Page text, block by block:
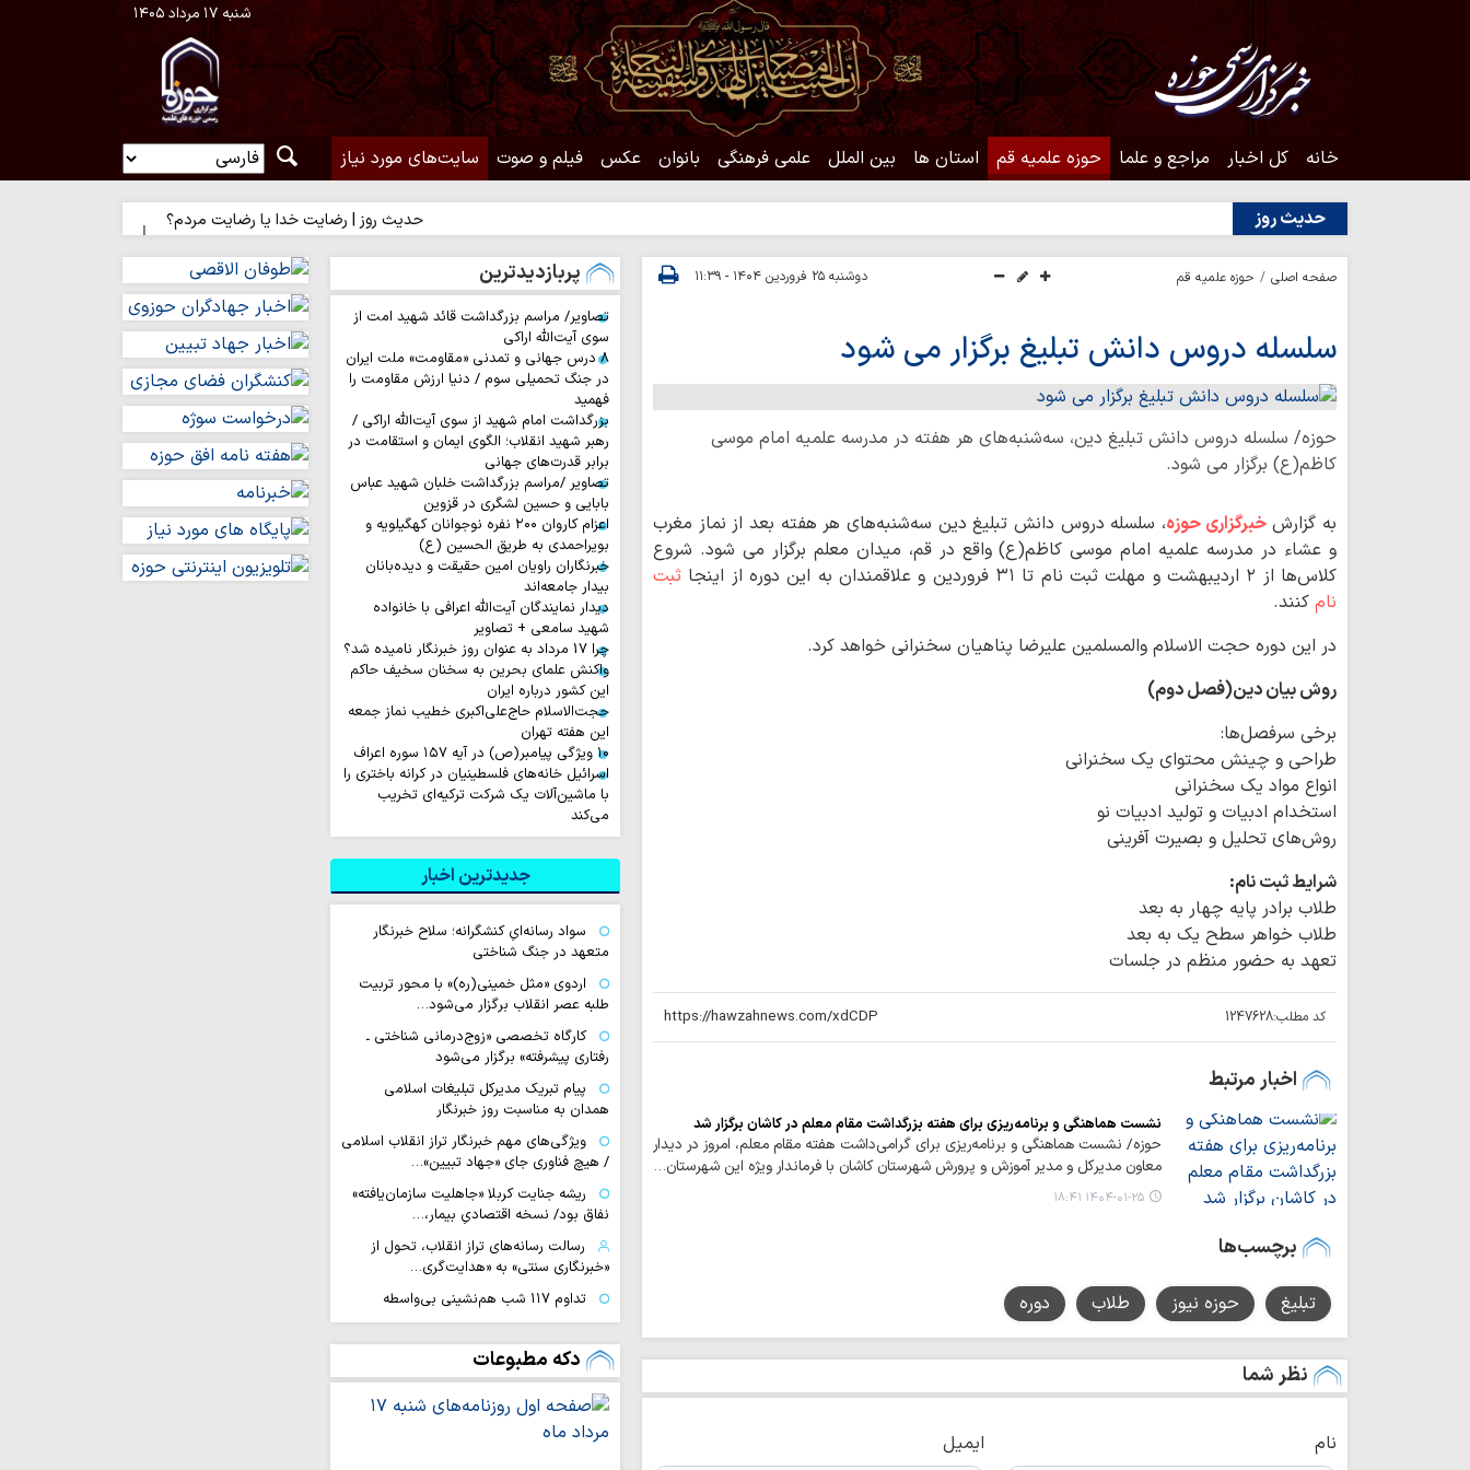
شنبه ۱۷ مرداد ۱۴۰۵
خانه کل اخبار مراجع و علما حوزه علمیه قم استان ها بین الملل علمی فرهنگی بانوان عکس فیلم و صوت سایت‌های مورد نیاز
حدیث روز حدیث روز | رضایت خدا یا رضایت مردم؟ حدیث روز | راه نزدیک
صفحه اصلی حوزه علمیه قم دوشنبه ۲۵ فروردین ۱۴۰۴ - ۱۱:۳۹
سلسله دروس دانش تبلیغ برگزار می شود
حوزه/ سلسله دروس دانش تبلیغ دین، سه‌شنبه‌های هر هفته در مدرسه علمیه امام موسی
کاظم(ع) برگزار می شود.
به گزارشخبرگزاری حوزه، سلسله دروس دانش تبلیغ دین سه‌شنبه‌های هر هفته بعد از نماز مغرب
و عشاء در مدرسه علمیه امام موسی کاظم(ع) واقع در قم، میدان معلم برگزار می شود. شروع
کلاس‌ها از ۲ اردیبهشت و مهلت ثبت نام تا ۳۱ فروردین و علاقمندان به این دوره از اینجا
ثبت
نام کنند.
در این دوره حجت الاسلام والمسلمین علیرضا پناهیان سخنرانی خواهد کرد.
روش بیان دین(فصل دوم)
برخی سرفصل‌ها:
طراحی و چینش محتوای یک سخنرانی
انواع مواد یک سخنرانی
استخدام ادبیات و تولید ادبیات نو
روش‌های تحلیل و بصیرت آفرینی
شرایط ثبت نام:
طلاب برادر پایه چهار به بعد
طلاب خواهر سطح یک به بعد
تعهد به حضور منظم در جلسات
کد مطلب:1247628
اخبار مرتبط
نشست هماهنگی و برنامه‌ریزی برای هفته بزرگداشت مقام معلم در کاشان برگزار شد
حوزه/ نشست هماهنگی و برنامه‌ریزی برای گرامی‌داشت هفته مقام معلم، امروز در دیدار
معاون مدیرکل و مدیر آموزش و پرورش شهرستان کاشان با فرماندار ویژه این شهرستان…
۱۴۰۴-۰۱-۲۵ ۱۸:۴۱
برچسب‌ها
تبلیغ حوزه نیوز طلاب دوره
نظر شما
نام ایمیل
پربازدیدترین
تصاویر/ مراسم بزرگداشت قائد شهید امت از
سوی آیت‌الله اراکی
۸ درس جهانی و تمدنی «مقاومت» ملت ایران
در جنگ تحمیلی سوم / دنیا ارزش مقاومت را
فهمید
بزرگداشت امام شهید از سوی آیت‌الله اراکی /
رهبر شهید انقلاب؛ الگوی ایمان و استقامت در
برابر قدرت‌های جهانی
تصاویر /مراسم بزرگداشت خلبان شهید عباس
بابایی و حسین لشگری در قزوین
اعزام کاروان ۲۰۰ نفره نوجوانان کهگیلویه و
بویراحمدی به طریق الحسین (ع)
خبرنگاران راویان امین حقیقت و دیده‌بانان
بیدار جامعه‌اند
دیدار نمایندگان آیت‌الله اعرافی با خانواده
شهید سامعی + تصاویر
چرا 17 مرداد به عنوان روز خبرنگار نامیده شد؟
واکنش علمای بحرین به سخنان سخیف حاکم
این کشور درباره ایران
حجت‌الاسلام حاج‌علی‌اکبری خطیب نماز جمعه
این هفته تهران
۱۰ ویژگی پیامبر(ص) در آیه ۱۵۷ سوره اعراف
اسرائیل خانه‌های فلسطینیان در کرانه باختری را
با ماشین‌آلات یک شرکت ترکیه‌ای تخریب
می‌کند
جدیدترین اخبار
سواد رسانه‌ایِ کنشگرانه؛ سلاح خبرنگار
متعهد در جنگ شناختی
اردوی «مثل خمینی(ره)» با محور تربیت
طلبه عصر انقلاب برگزار می‌شود…
کارگاه تخصصی «زوج‌درمانی شناختی ـ
رفتاری پیشرفته» برگزار می‌شود
پیام تبریک مدیرکل تبلیغات اسلامی
همدان به مناسبت روز خبرنگار
ویژگی‌های مهم خبرنگار تراز انقلاب اسلامی
/ هیچ فناوری‌ جای «جهاد تبیین»…
ریشه جنایت کربلا «جاهلیت سازمان‌یافته»
نفاق بود/ نسخه اقتصادیِ بیمار،…
رسالت رسانه‌های تراز انقلاب، تحول از
«خبرنگاری سنتی» به «هدایت‌گری…
تداوم ۱۱۷ شب هم‌نشینی بی‌واسطه
روحانیت با مردم در گرگان+ عکس
خبرنگاران، پرچمداران آگاهی و مطالبه‌گران
حقیقت هستند
خبرنگاران، پاسداران مرزهای حقیقت در
میدان جنگ نرم هستند
دکه مطبوعات